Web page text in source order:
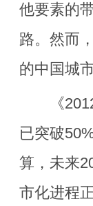
他要素的
路。然而
的中国城
《2012
已突破
算，未来
市化进程